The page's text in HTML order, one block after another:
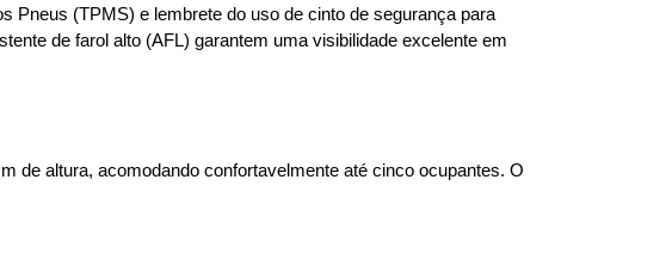
Pneus (TPMS) e lembrete do uso de cinto de segurança para
de farol alto (AFL) garantem uma visibilidade excelente em
de altura, acomodando confortavelmente até cinco ocupantes. O